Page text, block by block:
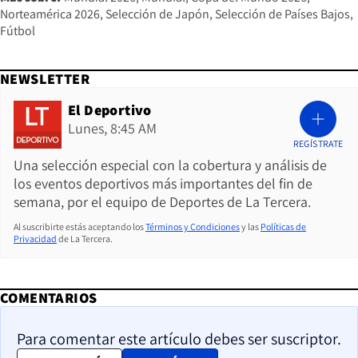
Norteamérica 2026 Selección de Japón Selección de Países Bajos
Fútbol
NEWSLETTER
El Deportivo
Lunes, 8:45 AM
Una selección especial con la cobertura y análisis de
los eventos deportivos más importantes del fin de
semana, por el equipo de Deportes de La Tercera.
REGÍSTRATE
Al suscribirte estás aceptando losTérminos y Condicionesy las Políticas de
Privacidad de La Tercera.
COMENTARIOS
Para comentar este artículo debes ser suscriptor.